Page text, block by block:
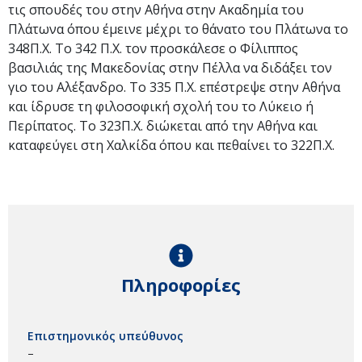
τις σπουδές του στην Αθήνα στην Ακαδημία του
Πλάτωνα όπου έμεινε μέχρι το θάνατο του Πλάτωνα το
348Π.Χ. Το 342 Π.Χ. τον προσκάλεσε ο Φίλιππος
βασιλιάς της Μακεδονίας στην Πέλλα να διδάξει τον
γιο του Αλέξανδρο. Το 335 Π.Χ. επέστρεψε στην Αθήνα
και ίδρυσε τη φιλοσοφική σχολή του το Λύκειο ή
Περίπατος. Το 323Π.Χ. διώκεται από την Αθήνα και
καταφεύγει στη Χαλκίδα όπου και πεθαίνει το 322Π.Χ.
Πληροφορίες
Επιστημονικός υπεύθυνος
–